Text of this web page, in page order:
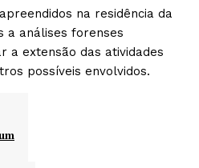
na residência da
a análises forenses
a extensão das atividades
possíveis envolvidos.